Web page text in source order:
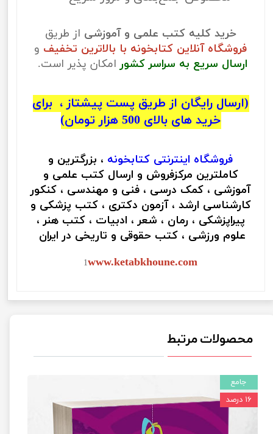
خرید کلیه کتب علمی و آموزشی از طریق
فروشگاه آنلاین کتابخونه با بالاترین تخفیف و
ارسال سریع به سراسر کشور امکان پذیر است.
(ارسال رایگان از طریق پست پیشتاز ، برای
خرید های بالای 500 هزار تومان)
فروشگاه اینترنتی کتابخونه ، بزرگترین و
کاملترین مرکزفروش و ارسال کتب علمی و
آموزشی ، کمک درسی ، فنی و مهندسی ، کنکور
کارشناسی ارشد ، آزمون دکتری ، کتب پزشکی و
پیراپزشکی ، رمان ، شعر ، ادبیات ، کتب هنر ،
علوم ورزشی ، کتب حقوقی و تاریخی در ایران
1www.ketabkhoune.com
محصولات مرتبط
جامع
۱۶ درصد